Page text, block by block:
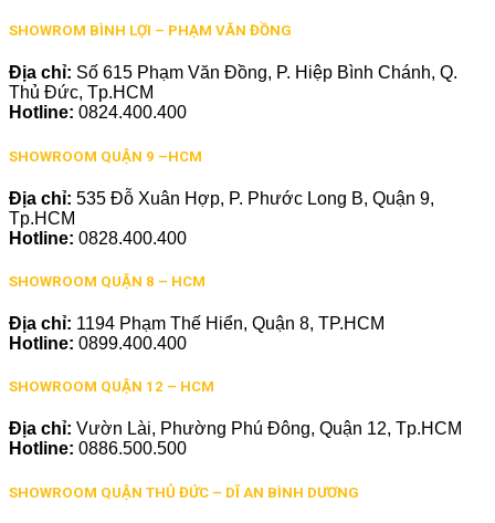
SHOWROM BÌNH LỢI – PHẠM VĂN ĐỒNG
Địa chỉ: Số 615 Phạm Văn Đồng, P. Hiệp Bình Chánh, Q.
Thủ Đức, Tp.HCM
Hotline: 0824.400.400
SHOWROOM QUẬN 9 –HCM
Địa chỉ: 535 Đỗ Xuân Hợp, P. Phước Long B, Quận 9,
Tp.HCM
Hotline: 0828.400.400
SHOWROOM QUẬN 8 – HCM
Địa chỉ: 1194 Phạm Thế Hiển, Quận 8, TP.HCM
Hotline: 0899.400.400
SHOWROOM QUẬN 12 – HCM
Địa chỉ: Vườn Lài, Phường Phú Đông, Quận 12, Tp.HCM
Hotline: 0886.500.500
SHOWROOM QUẬN THỦ ĐỨC – DĨ AN BÌNH DƯƠNG